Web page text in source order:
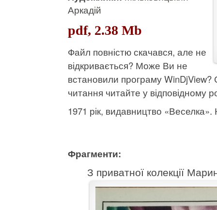
Аркадій
pdf, 2.38 Mb
Файл повністю скачався, але не
відкривається? Може Ви не
встановили програму WinDjView?
читання читайте у відповідному
1971 рік, видавництво «Веселка».
Фрагменти:
З приватної колекції